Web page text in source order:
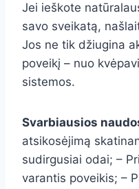
Jei ieškote
savo sveikatą,
Jos ne tik džiugina
poveikį – nuo
sistemos.
Svarbiausios
atsikosėjimą
sudirgusiai odai; –
varantis poveikis; –